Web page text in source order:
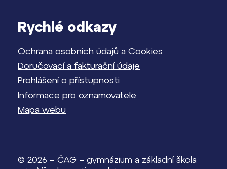
Rychlé odkazy
Ochrana osobních údajů a Cookies
Doručovací a fakturační údaje
Prohlášení o přístupnosti
Informace pro oznamovatele
Mapa webu
© 2026 – ČAG – gymnázium a základní škola